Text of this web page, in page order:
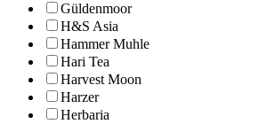
Güldenmoor
H&S Asia
Hammer Muhle
Hari Tea
Harvest Moon
Harzer
Herbaria